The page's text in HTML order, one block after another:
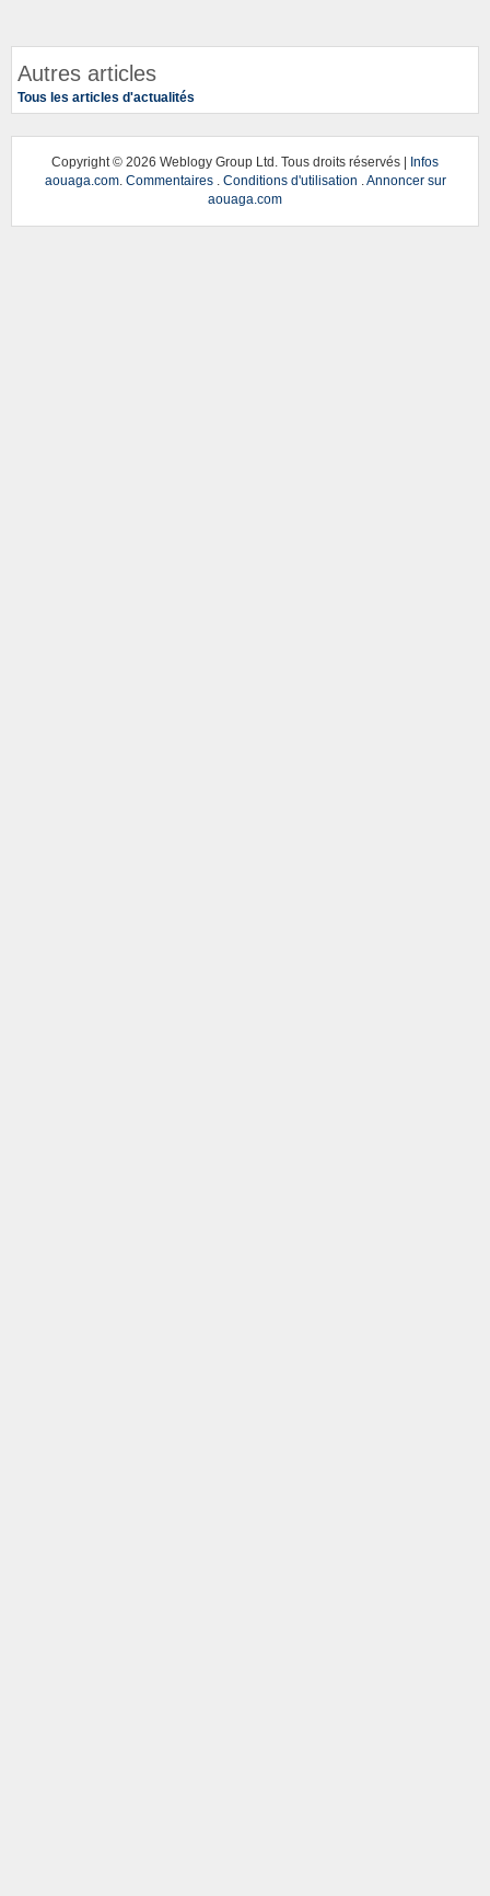
Autres articles
Tous les articles d'actualités
Copyright © 2026 Weblogy Group Ltd. Tous droits réservés |
Infos
aouaga.com. Commentaires. Conditions d'utilisation .Annoncer sur
aouaga.com